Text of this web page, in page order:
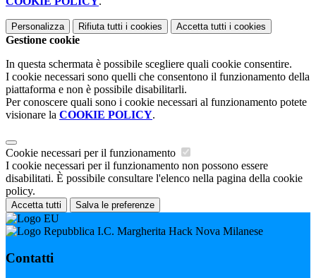
Personalizza Rifiuta tutti i cookies Accetta tutti i cookies
Gestione cookie
In questa schermata è possibile scegliere quali cookie consentire.
I cookie necessari sono quelli che consentono il funzionamento della
piattaforma e non è possibile disabilitarli.
Per conoscere quali sono i cookie necessari al funzionamento potete
visionare la COOKIE POLICY.
Cookie necessari per il funzionamento
I cookie necessari per il funzionamento non possono essere
disabilitati. È possibile consultare l'elenco nella pagina della cookie
policy.
Accetta tutti Salva le preferenze
I.C. Margherita Hack Nova Milanese
Contatti